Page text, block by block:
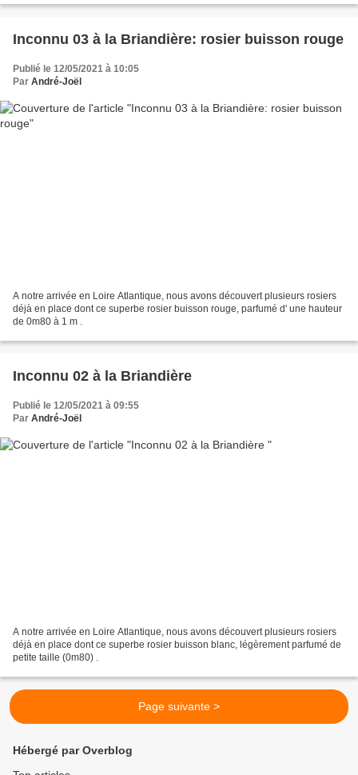
Inconnu 03 à la Briandière: rosier buisson rouge
Publié le 12/05/2021 à 10:05
Par André-Joël
A notre arrivée en Loire Atlantique, nous avons découvert plusieurs rosiers
déjà en place dont ce superbe rosier buisson rouge, parfumé d' une hauteur
de 0m80 à 1 m .
Inconnu 02 à la Briandière
Publié le 12/05/2021 à 09:55
Par André-Joël
A notre arrivée en Loire Atlantique, nous avons découvert plusieurs rosiers
déjà en place dont ce superbe rosier buisson blanc, légèrement parfumé de
petite taille (0m80) .
Page suivante >
Hébergé par Overblog